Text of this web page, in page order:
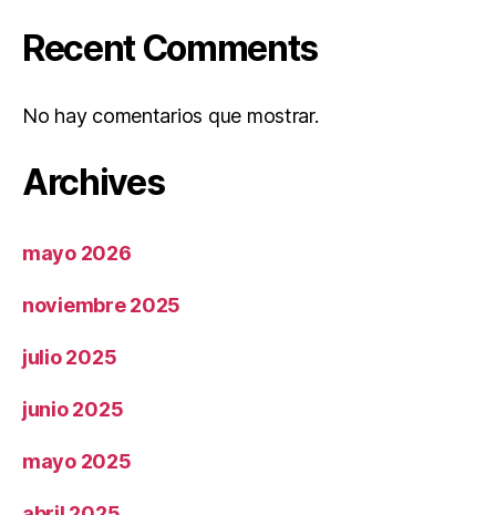
Recent Comments
No hay comentarios que mostrar.
Archives
mayo 2026
noviembre 2025
julio 2025
junio 2025
mayo 2025